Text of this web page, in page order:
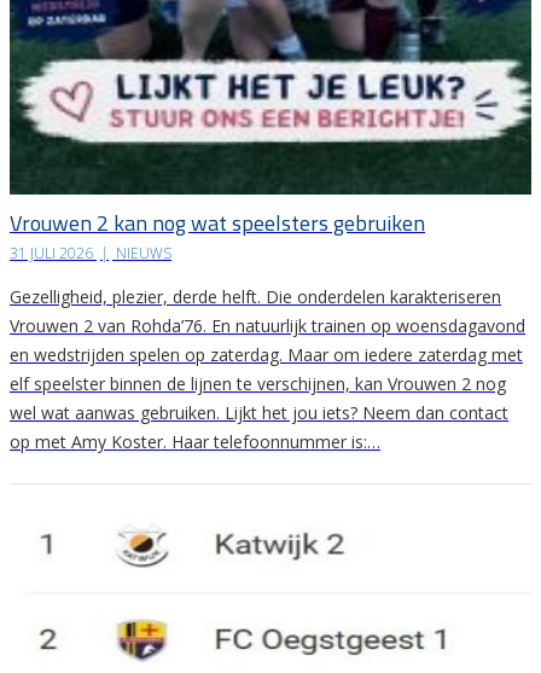
Vrouwen 2 kan nog wat speelsters gebruiken
31 JULI 2026 | NIEUWS
Gezelligheid, plezier, derde helft. Die onderdelen karakteriseren
Vrouwen 2 van Rohda’76. En natuurlijk trainen op woensdagavond
en wedstrijden spelen op zaterdag. Maar om iedere zaterdag met
elf speelster binnen de lijnen te verschijnen, kan Vrouwen 2 nog
wel wat aanwas gebruiken. Lijkt het jou iets? Neem dan contact
op met Amy Koster. Haar telefoonnummer is:…